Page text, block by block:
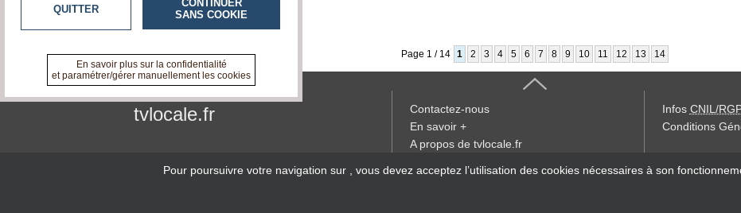
Page 1 / 14 1 2 3 4 5 6 7 8 9 10 11 12 13 14
tvlocale.fr
Contactez-nous
En savoir +
A propos de tvlocale.fr
Devenir délégué
Infos CNIL/
Conditions
Pour poursuivre votre navigation sur , vous devez acceptez l’utilisation des cookies nécessaires à son
QUITTER
CONTINUER
SANS COOKIE
En savoir plus sur la confidentialité
et paramétrer/gérer manuellement les cookies